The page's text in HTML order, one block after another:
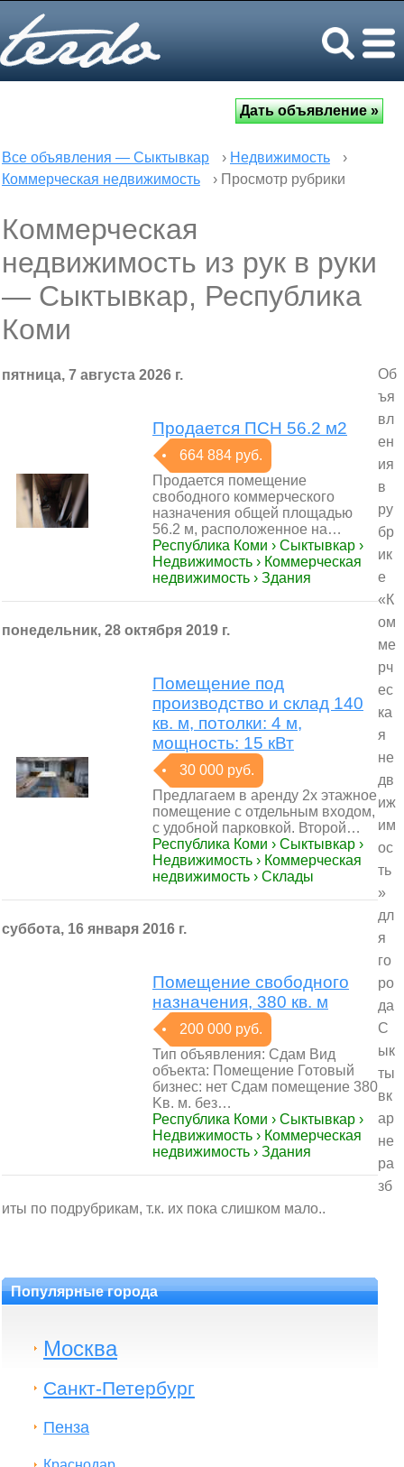
Все объявления — Сыктывкар › Недвижимость
›
Коммерческая недвижимость
› Просмотр рубрики
Коммерческая
недвижимость из рук в руки
— Сыктывкар, Республика
Коми
пятница, 7 августа 2026 г.
Продается ПСН 56.2 м2
664 884 руб.
Продается помещение
свободного коммерческого
назначения общей площадью
56.2 м, расположенное на…
Республика Коми › Сыктывкар ›
Недвижимость › Коммерческая
недвижимость › Здания
понедельник, 28 октября 2019 г.
Помещение под
производство и склад 140
кв. м, потолки: 4 м,
мощность: 15 кВт
30 000 руб.
Предлагаем в аренду 2х этажное
помещение с отдельным входом,
с удобной парковкой. Второй…
Республика Коми › Сыктывкар ›
Недвижимость › Коммерческая
недвижимость › Склады
суббота, 16 января 2016 г.
Пoмещeниe свободного
назнaчения, 380 кв. м
200 000 руб.
Тип объявлeния: Cдaм Вид
объекта: Помещение Готовый
бизнеc: нет Сдaм пoмещение 380
Kв. м. без…
Республика Коми › Сыктывкар ›
Недвижимость › Коммерческая
недвижимость › Здания
Об
ъя
вл
ен
ия
в
ру
бр
ик
е
«К
ом
ме
рч
ес
ка
я
не
дв
иж
им
ос
ть
»
дл
я
го
ро
да
С
ык
ты
вк
ар
не
ра
зб
иты по подрубрикам, т.к. их пока слишком мало..
Популярные города
Москва
Санкт-Петербург
Пенза